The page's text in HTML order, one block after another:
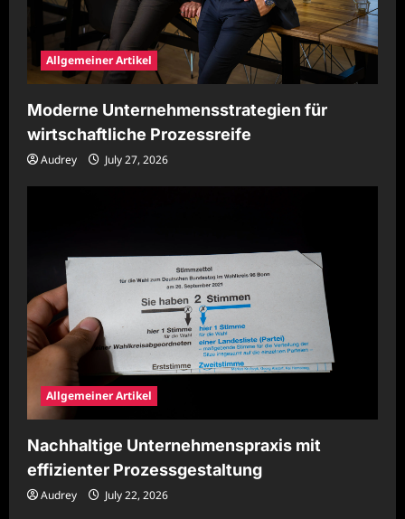
Allgemeiner Artikel
Moderne Unternehmensstrategien für
wirtschaftliche Prozessreife
Audrey July 27, 2026
Allgemeiner Artikel
Nachhaltige Unternehmenspraxis mit
effizienter Prozessgestaltung
Audrey July 22, 2026